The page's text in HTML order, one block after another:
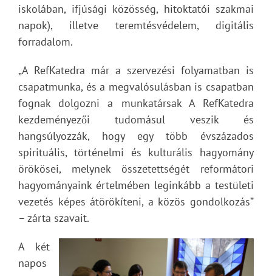
iskolában, ifjúsági közösség, hitoktatói szakmai
napok), illetve teremtésvédelem, digitális
forradalom.
„A RefKatedra már a szervezési folyamatban is
csapatmunka, és a megvalósulásban is csapatban
fognak dolgozni a munkatársak A RefKatedra
kezdeményezői tudomásul veszik és
hangsúlyozzák, hogy egy több évszázados
spirituális, történelmi és kulturális hagyomány
örökösei, melynek összetettségét reformátori
hagyományaink értelmében leginkább a testületi
vezetés képes átörökíteni, a közös gondolkozás”
– zárta szavait.
A két
napos